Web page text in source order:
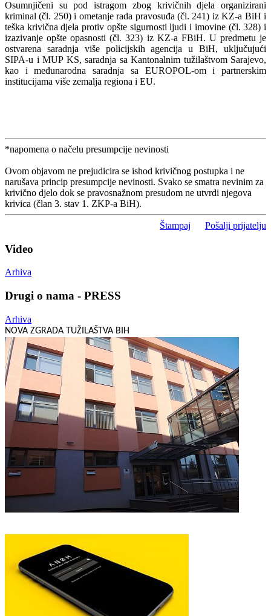
Osumnjičeni su pod istragom zbog krivičnih djela organizirani
kriminal (čl. 250) i ometanje rada pravosuđa (čl. 241) iz KZ-a BiH i
teška krivična djela protiv opšte sigurnosti ljudi i imovine (čl. 328) i
izazivanje opšte opasnosti (čl. 323) iz KZ-a FBiH. U predmetu je
ostvarena saradnja više policijskih agencija u BiH, uključujući
SIPA-u i MUP KS, saradnja sa Kantonalnim tužilaštvom Sarajevo,
kao i međunarodna saradnja sa EUROPOL-om i partnerskim
institucijama više zemalja regiona i EU.
*napomena o načelu presumpcije nevinosti
Ovom objavom ne prejudicira se ishod krivičnog postupka i ne
narušava princip presumpcije nevinosti. Svako se smatra nevinim za
krivično djelo dok se pravosnažnom presudom ne utvrdi njegova
krivica (član 3. stav 1. ZKP-a BiH).
Štampaj Pošalji prijatelju
Video
Arhiva
Drugi o nama - PRESS
Arhiva
NOVA ZGRADA TUŽILAŠTVA BIH